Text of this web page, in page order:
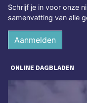
Schrijf je in voor onze
samenvatting van alle
Aanmelden
ONLINE DAGBLADEN